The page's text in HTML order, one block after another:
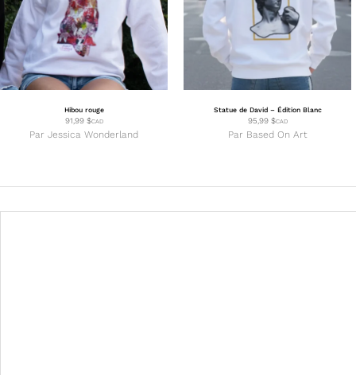
Hibou rouge
91,99 $CAD
Par Jessica Wonderland
Statue de David – Édition Blanc
95,99 $CAD
Par Based On Art